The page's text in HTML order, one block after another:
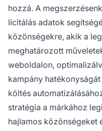
hozzá. A
licitálás adatok
közönségekre, akik a
meghatározott
weboldalon,
kampány
költés
stratégia a márkához
hajlamos közönségeket